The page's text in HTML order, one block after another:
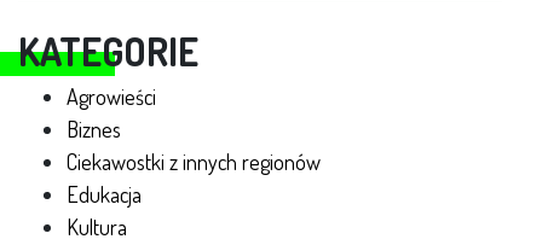
KATEGORIE
Agrowieści
Biznes
Ciekawostki z innych regionów
Edukacja
Kultura